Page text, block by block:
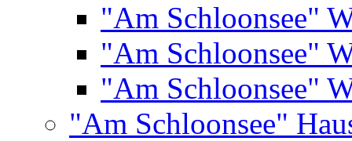
"Am Schloonsee"
"Am Schloonsee"
"Am Schloonsee"
"Am Schloonsee"